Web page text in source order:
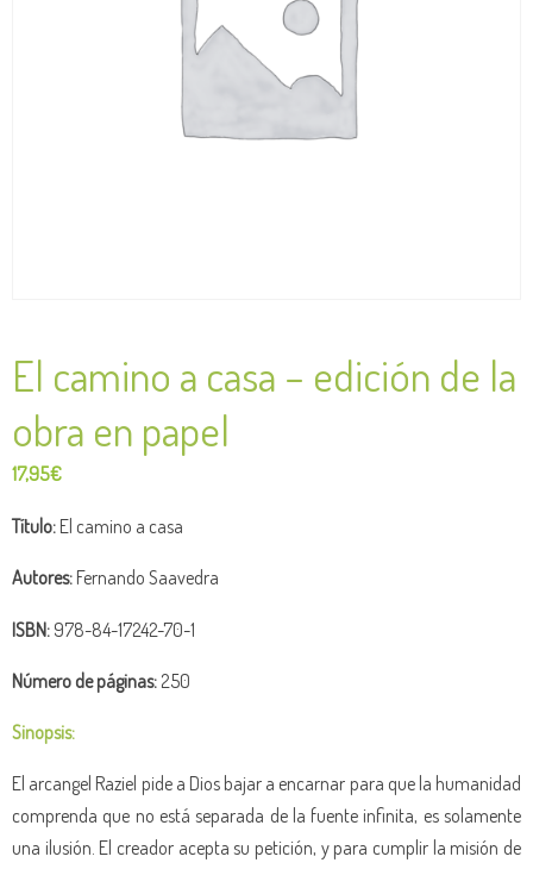
El camino a casa – edición de la
obra en papel
17,95€
Título:El camino a casa
Autores:Fernando Saavedra
ISBN:978-84-17242-70-1
Número de páginas:250
Sinopsis:
El arcangel Raziel pide a Dios bajar a encarnar para que la humanidad
comprenda que no está separada de la fuente infinita, es solamente
una ilusión. El creador acepta su petición, y para cumplir la misión de